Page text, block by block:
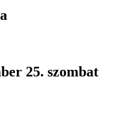
25. szombat